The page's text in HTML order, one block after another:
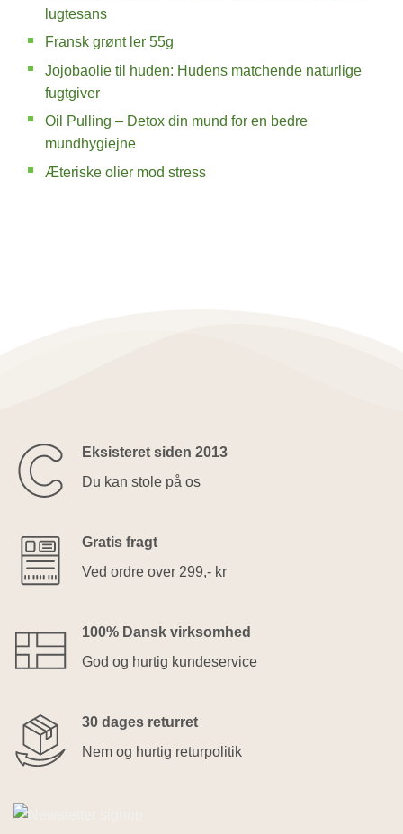
lugtesans
Fransk grønt ler 55g
Jojobaolie til huden: Hudens matchende naturlige
fugtgiver
Oil Pulling – Detox din mund for en bedre
mundhygiejne
Æteriske olier mod stress
Eksisteret siden 2013
Du kan stole på os
Gratis fragt
Ved ordre over 299,- kr
100% Dansk virksomhed
God og hurtig kundeservice
30 dages returret
Nem og hurtig returpolitik